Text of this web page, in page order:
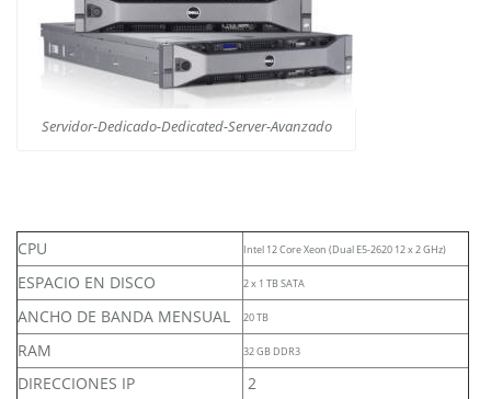
Servidor-Dedicado-Dedicated-Server-Avanzado
CPU Intel 12 Core Xeon (Dual E5-2620 12 x 2 GHz)
ESPACIO EN DISCO 2 x 1 TB SATA
ANCHO DE BANDA MENSUAL 20 TB
RAM 32 GB DDR3
DIRECCIONES IP 2